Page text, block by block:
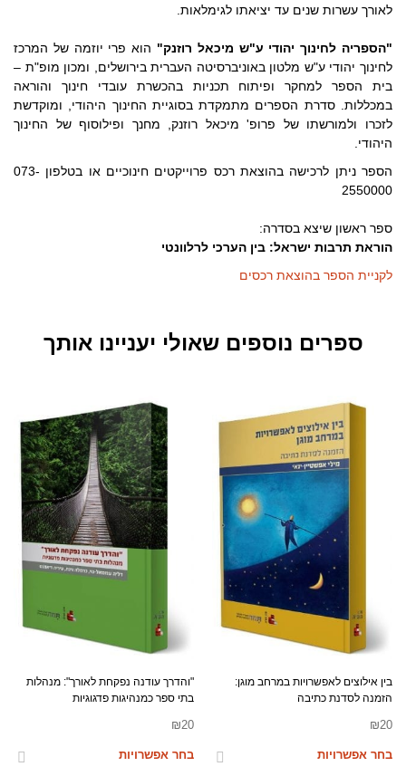
לאורך עשרות שנים עד יציאתו לגימלאות.
"הספריה לחינוך יהודי ע"ש מיכאל רוזנק" הוא פרי יוזמה של המרכז
לחינוך יהודי ע"ש מלטון באוניברסיטה העברית בירושלים, ומכון מופ"ת –
בית הספר למחקר ופיתוח תכניות בהכשרת עובדי חינוך והוראה
במכללות. סדרת הספרים מתמקדת בסוגיית החינוך היהודי, ומוקדשת
לזכרו ולמורשתו של פרופ' מיכאל רוזנק, מחנך ופילוסוף של החינוך
היהודי.
הספר ניתן לרכישה בהוצאת רכס פרוייקטים חינוכיים או בטלפון 073-
2550000
ספר ראשון שיצא בסדרה:
הוראת תרבות ישראל: בין הערכי לרלוונטי
לקניית הספר בהוצאת רכסים
ספרים נוספים שאולי יעניינו אותך
בין אילוצים לאפשרויות במרחב מוגן:
הזמנה לסדנת כתיבה
₪20
בחר אפשרויות
"והדרך עודנה נפקחת לאורך": מנהלות
בתי ספר כמנהיגות פדגוגיות
₪20
בחר אפשרויות